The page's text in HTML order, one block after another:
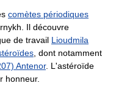
comètes périodiques
Il découvre
de travail Lioudmila
, dont notamment
Antenor. L'astéroïde
honneur.